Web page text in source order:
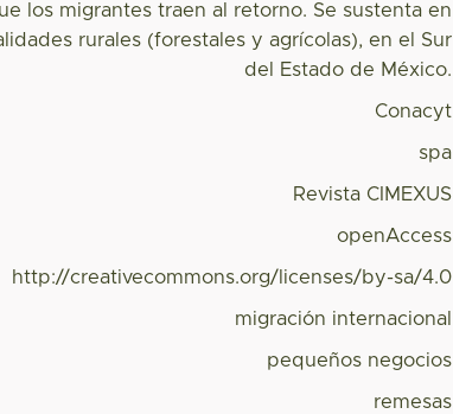
los migrantes traen al retorno. Se sustenta en
rurales (forestales y agrícolas), en el Sur
del Estado de México.
Conacyt
spa
Revista CIMEXUS
openAccess
http://creativecommons.org/licenses/by-sa/4.0
migración internacional
pequeños negocios
remesas